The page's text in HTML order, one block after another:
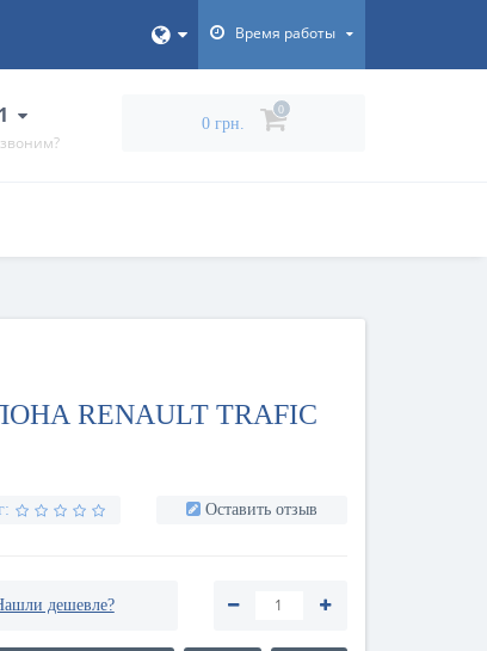
Время работы
0 грн.
0
RENAULT TRAFIC
Оставить отзыв
дешевле?